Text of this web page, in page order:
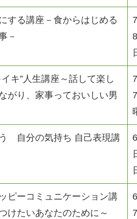
する講座－食からはじめる
－
キ”人生講座～話して楽し
がり、家事っておいしい男
自分の気持ち 自己表現講
ピーコミュニケーション講
けたいあなたのために～